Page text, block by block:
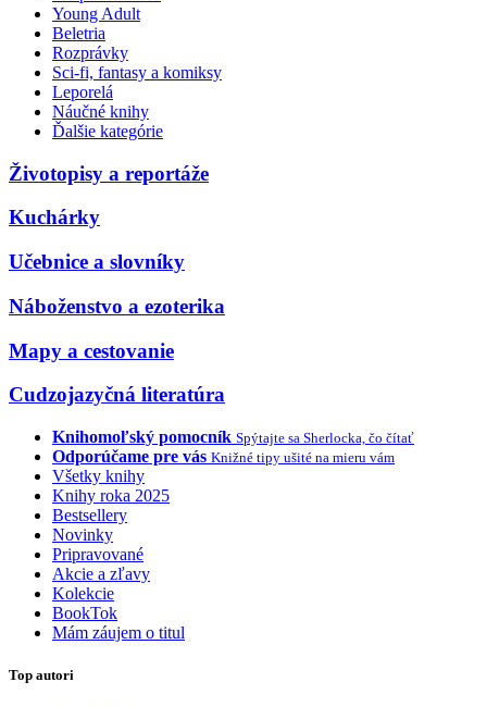
Young Adult
Beletria
Rozprávky
Sci-fi, fantasy a komiksy
Leporelá
Náučné knihy
Ďalšie kategórie
Životopisy a reportáže
Kuchárky
Učebnice a slovníky
Náboženstvo a ezoterika
Mapy a cestovanie
Cudzojazyčná literatúra
Knihomoľský pomocník Spýtajte sa Sherlocka, čo čítať
Odporúčame pre vás Knižné tipy ušité na mieru vám
Všetky knihy
Knihy roka 2025
Bestsellery
Novinky
Pripravované
Akcie a zľavy
Kolekcie
BookTok
Mám záujem o titul
Top autori